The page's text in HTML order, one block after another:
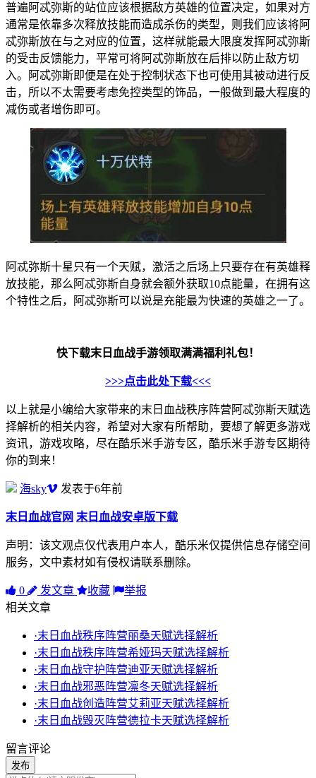
普遍阿忒弥斯的站位应该根据敌方英雄的位置决定，如果对方
通常是依靠多次释放技能而造成杀伤的类型，则我们应该将阿
忒弥斯放在与之对应的位置，这样就能最大限度发挥阿忒弥斯
的受击反馈能力，平常可将阿忒弥斯放在后排以防止敌方切
入。阿忒弥斯即便是在处于控制状态下也可使用其被动进行反
击，所以不太需要考虑免控类型的饰品，一般做到最大程度的
减伤或者增伤即可。
阿忒弥斯十星只有一个天赋，激活之后场上只要存在有英雄释
放技能，那么阿忒弥斯自身就会额外获取10点能量，在拥有这
个特性之后，阿忒弥斯可以说是充能最为快速的英雄之一了。
快下载末日血战手游领取满满福利礼包！
>>>点击此处下载<<<
以上就是小编给大家带来的末日血战秩序阵营阿忒弥斯天赋选
择解析的相关内容，希望对大家有所帮助，要想了解更多游戏
资讯，游戏攻略，尽在酷乐米手游专区，酷乐米手游专区期待
你的到来！
海sky 发表于6年前
末日血战官网 末日血战安卓版下载
声明：该文观点仅代表用户本人，酷乐米仅提供信息存储空间
服务，文中素材如有侵权请联系删除。
0 发文章 收藏
举报
相关文章
·末日血战秩序阵营丽桑天赋选择解析
·末日血战秩序阵营希娅玛天赋选择解析
·末日血战守护阵营迪亚天赋选择解析
·末日血战邪恶阵营凛冬天赋选择解析
·末日血战创造阵营艾莉亚天赋选择解析
·末日血战毁灭阵营德拉卡天赋选择解析
留言评论
发布